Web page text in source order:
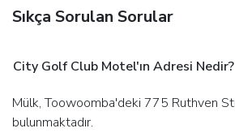
Sıkça Sorulan Sorular
City Golf Club Motel'ın Adresi Nedir?
Mülk, Toowoomba'deki 775 Ruthven Street adresinde
bulunmaktadır.